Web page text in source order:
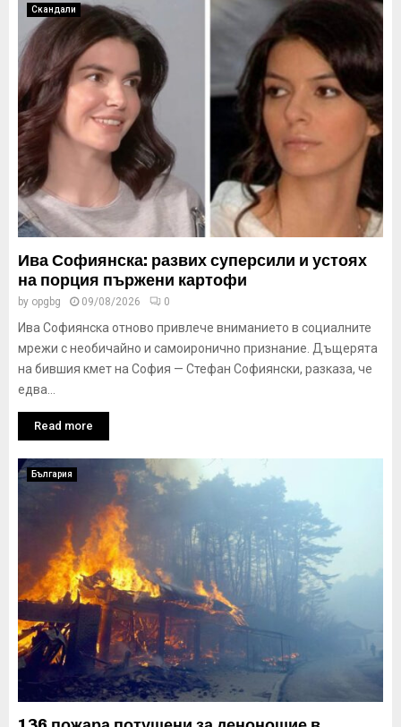
Скандали
Ива Софиянска: развих суперсили и устоях
на порция пържени картофи
by opgbg 09/08/2026 0
Ива Софиянска отново привлече вниманието в социалните
мрежи с необичайно и самоиронично признание. Дъщерята
на бившия кмет на София — Стефан Софиянски, разказа, че
едва...
Read more
България